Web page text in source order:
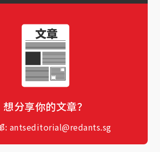
想分享你的文章？
: antseditorial@redants.sg